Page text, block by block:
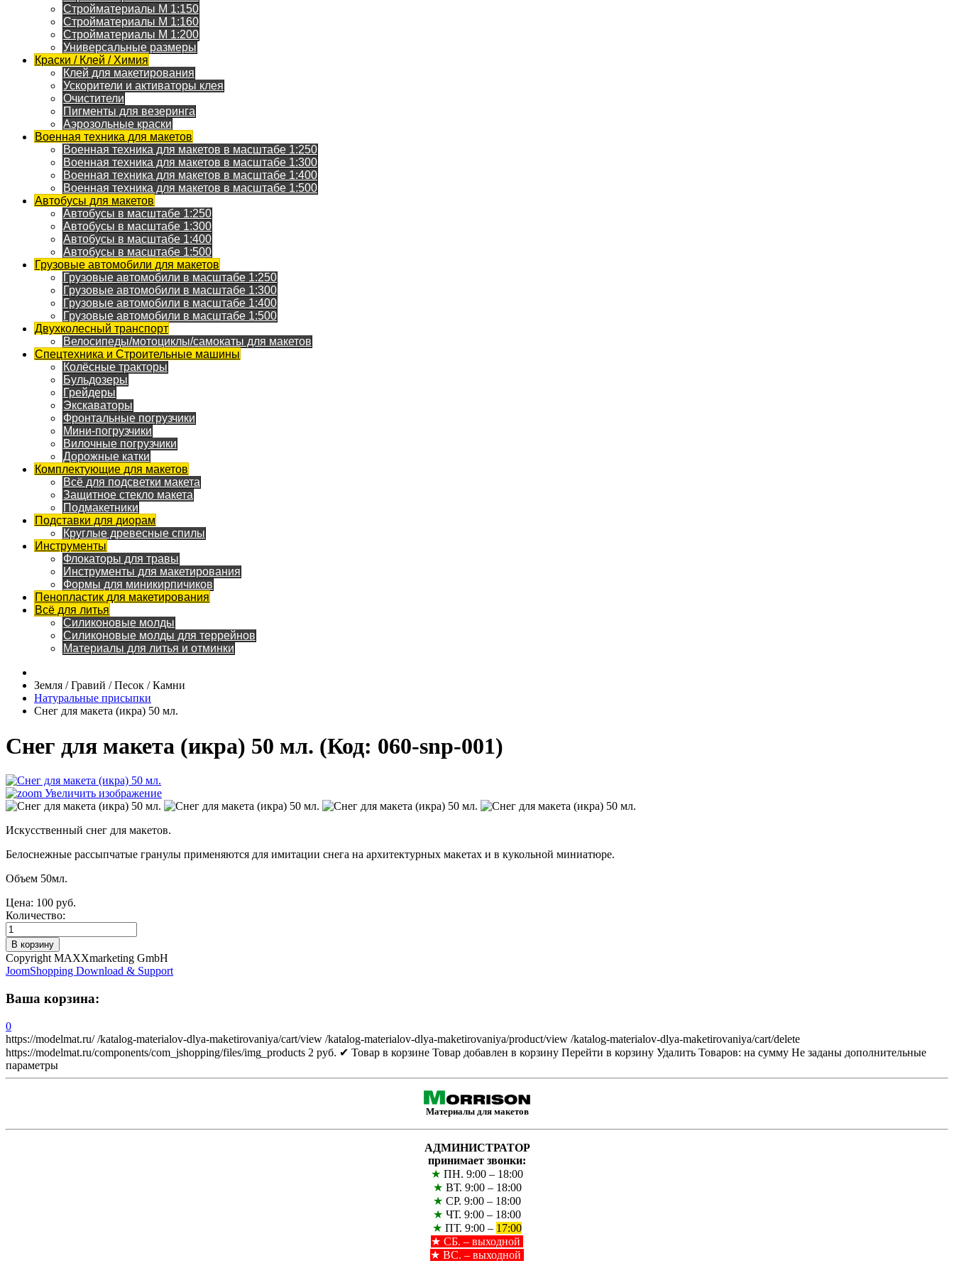
Стройматериалы M 1:150
Стройматериалы M 1:160
Стройматериалы M 1:200
Универсальные размеры
Краски / Клей / Химия
Клей для макетирования
Ускорители и активаторы клея
Очистители
Пигменты для везеринга
Аэрозольные краски
Военная техника для макетов
Военная техника для макетов в масштабе 1:250
Военная техника для макетов в масштабе 1:300
Военная техника для макетов в масштабе 1:400
Военная техника для макетов в масштабе 1:500
Автобусы для макетов
Автобусы в масштабе 1:250
Автобусы в масштабе 1:300
Автобусы в масштабе 1:400
Автобусы в масштабе 1:500
Грузовые автомобили для макетов
Грузовые автомобили в масштабе 1:250
Грузовые автомобили в масштабе 1:300
Грузовые автомобили в масштабе 1:400
Грузовые автомобили в масштабе 1:500
Двухколесный транспорт
Велосипеды/мотоциклы/самокаты для макетов
Спецтехника и Строительные машины
Колёсные тракторы
Бульдозеры
Грейдеры
Экскаваторы
Фронтальные погрузчики
Мини-погрузчики
Вилочные погрузчики
Дорожные катки
Комплектующие для макетов
Всё для подсветки макета
Защитное стекло макета
Подмакетники
Подставки для диорам
Круглые древесные спилы
Инструменты
Флокаторы для травы
Инструменты для макетирования
Формы для миникирпичиков
Пенопластик для макетирования
Всё для литья
Силиконовые молды
Силиконовые молды для террейнов
Материалы для литья и отминки
Земля / Гравий / Песок / Камни
Натуральные присыпки
Снег для макета (икра) 50 мл.
Снег для макета (икра) 50 мл. (Код: 060-snp-001)
Увеличить изображение
Искусственный снег для макетов.
Белоснежные рассыпчатые гранулы применяются для имитации снега на архитектурных макетах и в кукольной миниатюре.
Объем 50мл.
Цена: 100 руб.
Количество:
Copyright MAXXmarketing GmbH
JoomShopping Download & Support
Ваша корзина:
0
https://modelmat.ru/ /katalog-materialov-dlya-maketirovaniya/cart/view /katalog-materialov-dlya-maketirovaniya/product/view /katalog-materialov-dlya-maketirovaniya/cart/delete
https://modelmat.ru/components/com_jshopping/files/img_products 2 руб. ✔ Товар в корзине Товар добавлен в корзину Перейти в корзину Удалить Товаров: на сумму Не заданы дополнительные
параметры
Материалы для макетов
АДМИНИСТРАТОР
принимает звонки:
★ ПН. 9:00 – 18:00
★ ВТ. 9:00 – 18:00
★ СР. 9:00 – 18:00
★ ЧТ. 9:00 – 18:00
★ ПТ. 9:00 – 17:00
★ СБ. – выходной
★ ВС. – выходной